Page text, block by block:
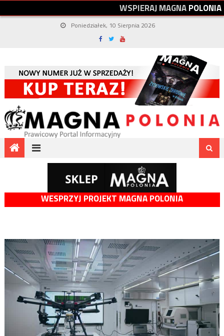
WSPIERAJMAGNAPOLONIA
Poniedziałek, 10 Sierpnia 2026
WESPRZYJ PROJEKT MAGNA POLONIA